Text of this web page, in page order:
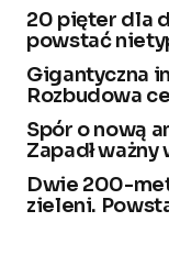
20 pięter dla
powstać
Gigantyczna
Rozbudowa
Spór o nową
Zapadł
Dwie 200-
zieleni.